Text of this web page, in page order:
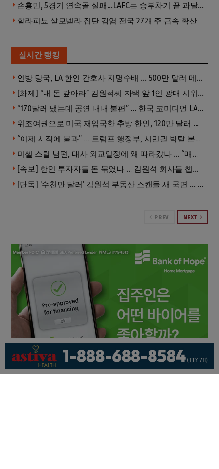
손흥민, 5경기 연속골 실패…LAFC는 승부차기 끝 과달라하라 격파
할라피뇨 살모넬라 집단 감염 전국 27개 주 급속 확산
실시간 랭킹
연방 당국, LA 한인 간호사 지명수배 … 500만 달러 메디캐어 사기, 선고 직전 한국 도주
[화제] “내 돈 갚아라” 김원석씨 자택 앞 1인 광대 시위 … 한인 투자사, “108만 달러 못받아”
“170달러 냈는데 공연 내내 불편” … 한국 코미디언 LA공연, 음향 불량에 외모 비하 개그 논란
위조여권으로 미국 재입국한 추방 한인, 120만 달러 은행 사기 행각
“이제 시작에 불과” … 트럼프 행정부, 시민권 박탈 본격화
미셸 스틸 남편, 대사 외교일정에 왜 따라갔나 … “매우 이례적”
[속보] 한인 투자자들 돈 묶였나 … 김원석 회사들 챕터7 강제파산·자진파산 잇따라 신청
[단독] ‘수천만 달러’ 김원석 부동산 스캔들 새 국면 … 한인 투자자들 소송 잇따라 ‘디폴트’ 절차
PREV NEXT